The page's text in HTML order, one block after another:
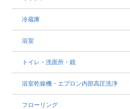
冷蔵庫
浴室
トイレ・洗面所・鏡
浴室乾燥機・エプロン内部高圧洗浄
フローリング